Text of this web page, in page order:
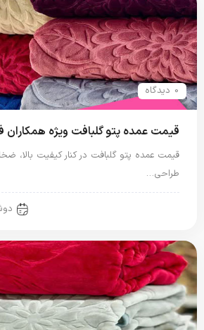
0 دیدگاه
قیمت عمده پتو گلبافت ویژه
قیمت عمده پتو گلبافت در کنار کیفیت بالا،
طراحی…